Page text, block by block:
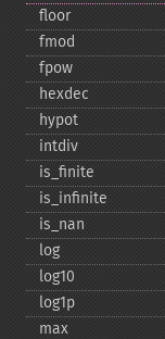
floor
fmod
fpow
hexdec
hypot
intdiv
is_​finite
is_​infinite
is_​nan
log
log10
log1p
max